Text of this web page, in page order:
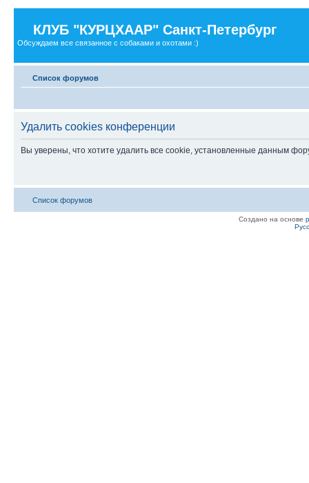
КЛУБ "КУРЦХААР" Санкт-Петербург
Обсуждаем все связанное с собаками и охотами :)
Список форумов
Удалить cookies конференции
Вы уверены, что хотите удалить все cookie, установленные данным
Список форумов
Создано на основе